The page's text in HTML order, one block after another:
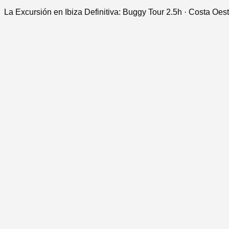
La Excursión en Ibiza Definitiva: Buggy Tour 2.5h · Costa